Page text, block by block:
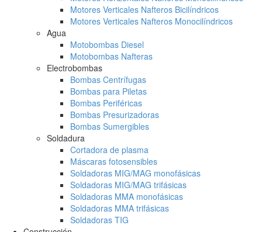
Motores Verticales Nafteros Bicilíndricos
Motores Verticales Nafteros Monocilíndricos
Agua
Motobombas Diesel
Motobombas Nafteras
Electrobombas
Bombas Centrífugas
Bombas para Piletas
Bombas Periféricas
Bombas Presurizadoras
Bombas Sumergibles
Soldadura
Cortadora de plasma
Máscaras fotosensibles
Soldadoras MIG/MAG monofásicas
Soldadoras MIG/MAG trifásicas
Soldadoras MMA monofásicas
Soldadoras MMA trifásicas
Soldadoras TIG